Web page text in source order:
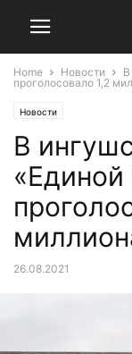
Home Новости
проголосовало 1,2
Новости
В
«Единой
26.08.2021